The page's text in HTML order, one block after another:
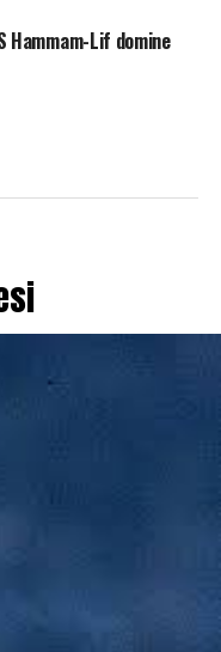
Hammam-Lif domine